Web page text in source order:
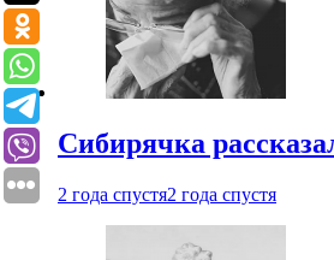
Сибирячка
2 года спустя2 года спустя